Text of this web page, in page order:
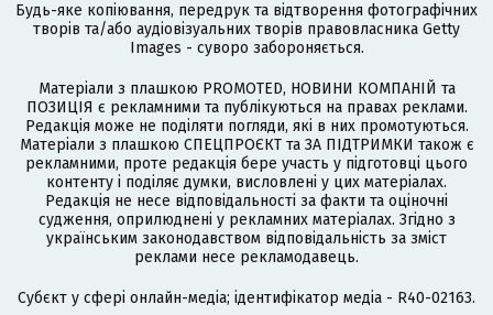
Будь-яке копіювання, передрук та відтворення фотографічних
творів та/або аудіовізуальних творів правовласника Getty
Images - суворо забороняється.
Матеріали з плашкою PROMOTED, НОВИНИ КОМПАНІЙ та
ПОЗИЦІЯ є рекламними та публікуються на правах реклами.
Редакція може не поділяти погляди, які в них промотуються.
Матеріали з плашкою СПЕЦПРОЄКТ та ЗА ПІДТРИМКИ також є
рекламними, проте редакція бере участь у підготовці цього
контенту і поділяє думки, висловлені у цих матеріалах.
Редакція не несе відповідальності за факти та оціночні
судження, оприлюднені у рекламних матеріалах. Згідно з
українським законодавством відповідальність за зміст
реклами несе рекламодавець.
Cубєкт у сфері онлайн-медіа; ідентифікатор медіа - R40-02163.